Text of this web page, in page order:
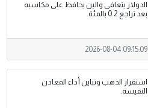
الدولار يتعافى والين يحافظ على مكاسبه
بعد تراجع 0.2 بالمئة.
2026-08-04 09:15:09
استقرار الذهب وتباين أداء المعادن
النفيسة.